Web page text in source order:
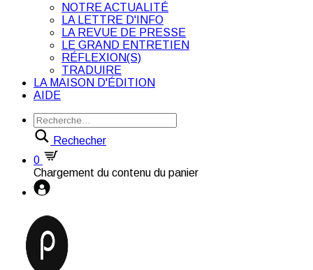
NOTRE ACTUALITÉ
LA LETTRE D'INFO
LA REVUE DE PRESSE
LE GRAND ENTRETIEN
RÉFLEXION(S)
TRADUIRE
LA MAISON D'ÉDITION
AIDE
Rechecher
0
Chargement du contenu du panier